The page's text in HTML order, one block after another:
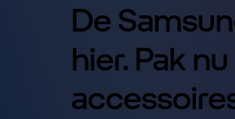
De
hier. Pak